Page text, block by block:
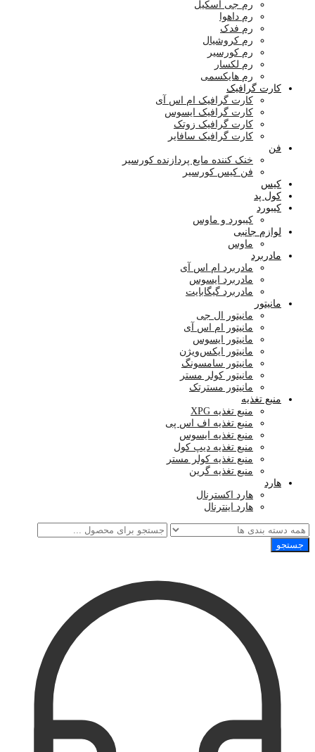
رم جی اسکیل
رم داهوا
رم فدک
رم کروشیال
رم کورسیر
رم لکسار
رم هایکسمی
کارت گرافیک
کارت گرافیک ام اس آی
کارت گرافیک ایسوس
کارت گرافیک زوتک
کارت گرافیک سافایر
فن
خنک کننده مایع پردازنده کورسیر
فن کیس کورسیر
کیس
کول پد
کیبورد
کیبورد و ماوس
لوازم جانبی
ماوس
مادربرد
مادربرد ام اس آی
مادربرد ایسوس
مادربرد گیگابایت
مانیتور
مانیتور ال جی
مانیتور ام اس آی
مانیتور ایسوس
مانیتور ایکس‌ویژن
مانیتور سامسونگ
مانیتور کولر مستر
مانیتور مسترتک
منبع تغذیه
منبع تغذیه XPG
منبع تغذیه اف اس پی
منبع تغذیه ایسوس
منبع تغذیه دیپ کول
منبع تغذیه کولر مستر
منبع تغذیه گرین
هارد
هارد اکسترنال
هارد اینترنال
جستجو